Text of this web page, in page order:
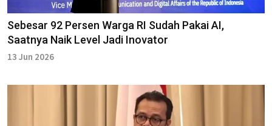
Sebesar 92 Persen Warga RI Sudah Pakai AI,
Saatnya Naik Level Jadi Inovator
13 Jun 2026